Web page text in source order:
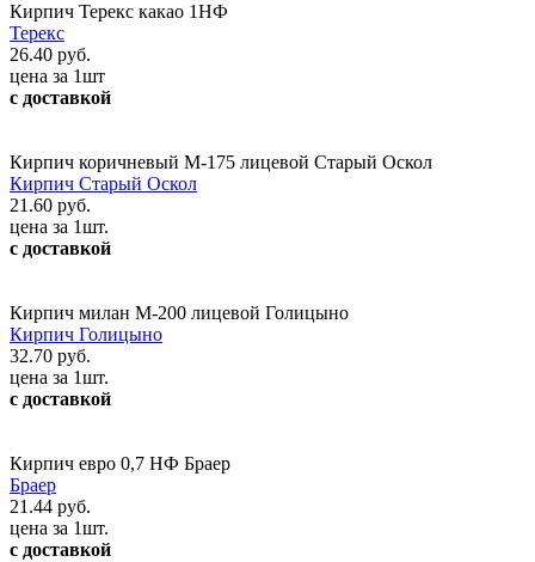
Кирпич Терекс какао 1НФ
Терекс
26.40 руб.
цена за 1шт
с доставкой
Кирпич коричневый М-175 лицевой Старый Оскол
Кирпич Старый Оскол
21.60 руб.
цена за 1шт.
с доставкой
Кирпич милан М-200 лицевой Голицыно
Кирпич Голицыно
32.70 руб.
цена за 1шт.
с доставкой
Кирпич евро 0,7 НФ Браер
Браер
21.44 руб.
цена за 1шт.
с доставкой